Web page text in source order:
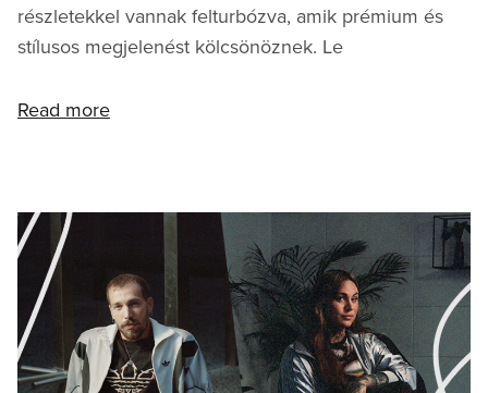
részletekkel vannak felturbózva, amik prémium és
stílusos megjelenést kölcsönöznek. Le
Read more